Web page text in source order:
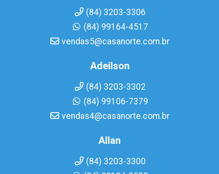
(84) 3203-3306
(84) 99164-4517
vendas5@casanorte.com.br
Adeilson
(84) 3203-3302
(84) 99106-7379
vendas4@casanorte.com.br
Allan
(84) 3203-3300